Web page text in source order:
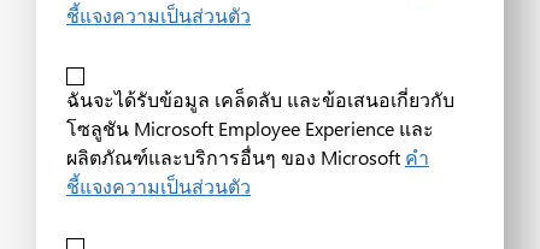
ชี้แจงความเป็นส่วนตัว
ฉันจะได้รับข้อมูล เคล็ดลับ และข้อเสนอเกี่ยวกับ
โซลูชัน Microsoft Employee Experience และ
ผลิตภัณฑ์และบริการอื่นๆ ของ Microsoft คำ
ชี้แจงความเป็นส่วนตัว